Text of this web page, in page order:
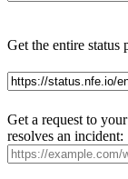
Get the entire status
Get a request to
resolves an incident: